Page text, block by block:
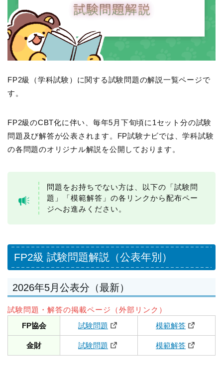
FP2級（学科試験）に関する試験問題の解説一覧ページで
す。
FP2級のCBT化に伴い、毎年5月下旬頃に1セット分の試験
問題及び解答が公表されます。FP試験ナビでは、学科試験
の各問題のオリジナル解説を公開しております。
問題をお持ちでない方は、以下の「試験問
題」「模範解答」の各リンクから配布ペー
ジへお進みください。
FP2級 試験問題解説（公表年別）
2026年5月公表分（最新）
試験問題・解答の掲載ページ（外部リンク）
FP協会
試験問題 模範解答
金財 試験問題 模範解答